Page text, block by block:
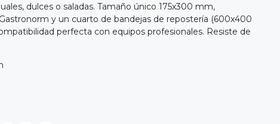
dulces o saladas. Tamaño único 175x300 mm,
y un cuarto de bandejas de repostería (600x400
perfecta con equipos profesionales. Resiste de